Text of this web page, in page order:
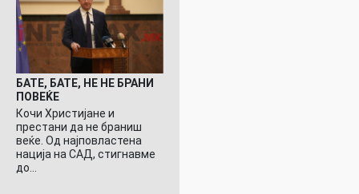
БАТЕ, БАТЕ, НЕ НЕ БРАНИ
ПОВЕЌЕ
Кочи Христијане и
престани да не браниш
веќе. Од најповластена
нација на САД, стигнавме
до…